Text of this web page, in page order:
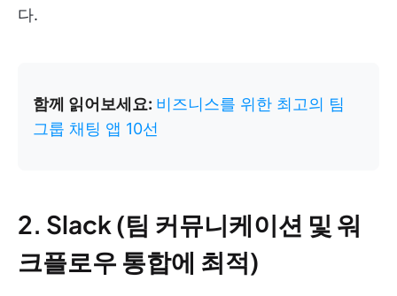
다.
함께 읽어보세요: 비즈니스를 위한 최고의 팀
그룹 채팅 앱 10선
2. Slack (팀 커뮤니케이션 및 워
크플로우 통합에 최적)